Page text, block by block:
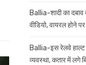
Ballia-शादी का
वीडियो, वायरल होने
Ballia-इस रेलवे
व्यवस्था, कतार में लगे